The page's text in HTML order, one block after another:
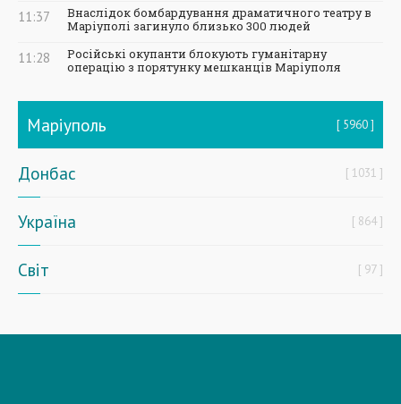
11:37
Внаслідок бомбардування драматичного театру в
Маріуполі загинуло близько 300 людей
11:28
Російські окупанти блокують гуманітарну
операцію з порятунку мешканців Маріуполя
Маріуполь 5960
Донбас 1031
Україна 864
Світ 97